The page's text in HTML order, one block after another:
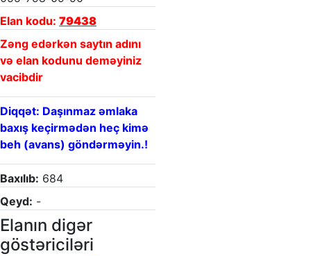
Elan kodu: 79438
Zəng edərkən saytın adını
və elan kodunu deməyiniz
vacibdir
Diqqət: Daşınmaz əmlaka
baxış keçirmədən heç kimə
beh (avans) göndərməyin.!
Baxılıb: 684
Qeyd: -
Elanın digər
göstəriciləri